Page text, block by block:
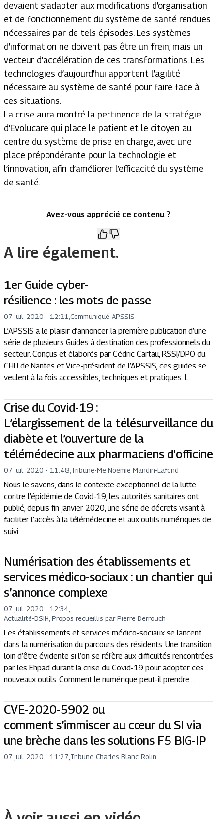
devaient s’adapter aux modifications d’organisation
et de fonctionnement du système de santé rendues
nécessaires par de tels épisodes. Les systèmes
d’information ne doivent pas être un frein, mais un
vecteur d’accélération de ces transformations. Les
technologies d’aujourd’hui apportent l’agilité
nécessaire au système de santé pour faire face à
ces situations.
La crise aura montré la pertinence de la stratégie
d’Evolucare qui place le patient et le citoyen au
centre du système de prise en charge, avec une
place prépondérante pour la technologie et
l’innovation, afin d’améliorer l’efficacité du système
de santé.
Avez-vous apprécié ce contenu ?
A lire également.
1er Guide cyber-
résilience : les mots de passe
07 juil. 2020 - 12:21 Communiqué-APSSIS
L’APSSIS a le plaisir d’annoncer la première publication d’une
série de plusieurs Guides à destination des professionnels du
secteur. Conçus et élaborés par Cédric Cartau, RSSI/DPO du
CHU de Nantes et Vice-président de l’APSSIS, ces guides se
veulent à la fois accessibles, techniques et pratiques. L...
Crise du Covid-19 :
L’élargissement de la télésurveillance du
diabète et l’ouverture de la
télémédecine aux pharmaciens d'officine
07 juil. 2020 - 11:48 Tribune-Me Noémie Mandin-Lafond
Nous le savons, dans le contexte exceptionnel de la lutte
contre l’épidémie de Covid-19, les autorités sanitaires ont
publié, depuis fin janvier 2020, une série de décrets visant à
faciliter l’accès à la télémédecine et aux outils numériques de
suivi.
Numérisation des établissements et
services médico-sociaux : un chantier qui
s’annonce complexe
07 juil. 2020 - 12:34
Actualité-DSIH, Propos recueillis par Pierre Derrouch
Les établissements et services médico-sociaux se lancent
dans la numérisation du parcours des résidents. Une transition
loin d’être évidente si l’on se réfère aux difficultés rencontrées
par les Ehpad durant la crise du Covid-19 pour adopter ces
nouveaux outils. Comment le numérique peut-il prendre ...
CVE-2020-5902 ou
comment s’immiscer au cœur du SI via
une brèche dans les solutions F5 BIG-IP
07 juil. 2020 - 11:27 Tribune-Charles Blanc-Rolin